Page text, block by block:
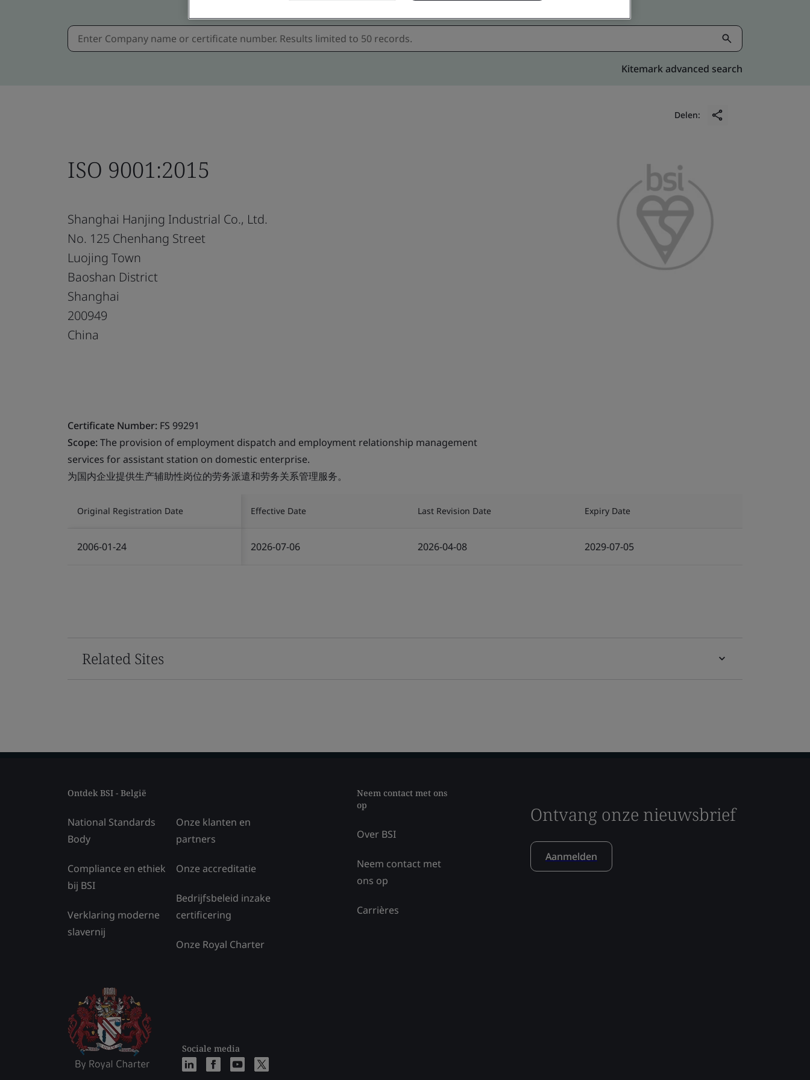
Kitemark advanced search
Delen:
ISO 9001:2015
Shanghai Hanjing Industrial Co., Ltd.
No. 125 Chenhang Street
Luojing Town
Baoshan District
Shanghai
200949
China
Certificate Number: FS 99291
Scope:The provision of employment dispatch and employment relationship management
services for assistant station on domestic enterprise.
为国内企业提供生产辅助性岗位的劳务派遣和劳务关系管理服务。
Original Registration Date Effective Date Last Revision Date Expiry Date
2006-01-24 2026-07-06 2026-04-08 2029-07-05
Related Sites
Ontdek BSI - België
National Standards
Body
Compliance en ethiek
bij BSI
Verklaring moderne
slavernij
Onze klanten en
partners
Onze accreditatie
Bedrijfsbeleid inzake
certificering
Onze Royal Charter
Sociale media
Neem contact met ons
op
Over BSI
Neem contact met
ons op
Carrières
Ontvang onze nieuwsbrief
Aanmelden